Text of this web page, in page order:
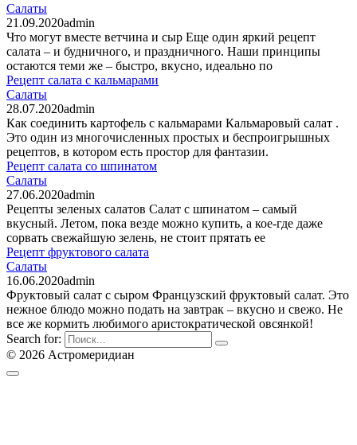
Салаты
21.09.2020admin
Что могут вместе ветчина и сыр Еще один яркий рецепт
салата – и будничного, и праздничного. Наши принципы
остаются теми же – быстро, вкусно, идеально по
Рецепт салата с кальмарами
Салаты
28.07.2020admin
Как соединить картофель с кальмарами Кальмаровый салат .
Это один из многочисленных простых и беспроигрышных
рецептов, в котором есть простор для фантазии.
Рецепт салата со шпинатом
Салаты
27.06.2020admin
Рецепты зеленых салатов Салат с шпинатом – самый
вкусный. Летом, пока везде можно купить, а кое-где даже
сорвать свежайшую зелень, не стоит прятать ее
Рецепт фруктового салата
Салаты
16.06.2020admin
Фруктовый салат с сыром Французский фруктовый салат. Это
нежное блюдо можно подать на завтрак – вкусно и свежо. Не
все же кормить любимого аристократической овсянкой!
Search for:
© 2026 Астромеридиан